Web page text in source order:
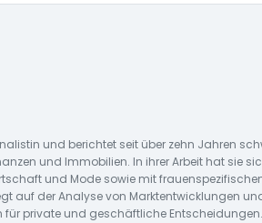
und berichtet seit über zehn Jahren
und Immobilien. In ihrer Arbeit hat sie
und Mode sowie mit
auf der Analyse von Marktentwicklungen
für private und geschäftliche Entscheidungen.